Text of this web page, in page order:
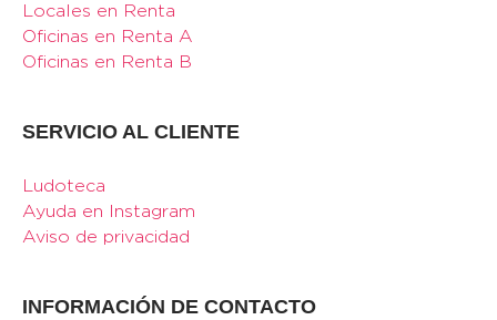
Locales en Renta
Oficinas en Renta A
Oficinas en Renta B
SERVICIO AL CLIENTE
Ludoteca
Ayuda en Instagram
Aviso de privacidad
INFORMACIÓN DE CONTACTO